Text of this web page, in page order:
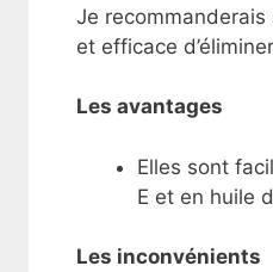
Je
et efficace
Les avantages
Elles sont
E et en huile
Les inconvénients